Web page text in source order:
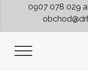
0907 078 029